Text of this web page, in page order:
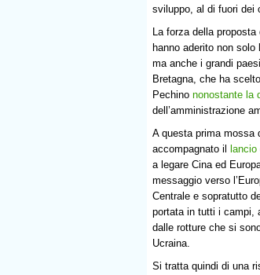
sviluppo, al di fuori dei
La forza della
hanno aderito non
ma anche i grandi
Bretagna, che ha
Pechino nonostante la
dell’amministrazione
A questa prima mossa
accompagnato il
lancio
a legare Cina ed
messaggio verso
Centrale e sopratutto
portata in tutti i campi,
dalle rotture che si
Ucraina.
Si tratta quindi di una